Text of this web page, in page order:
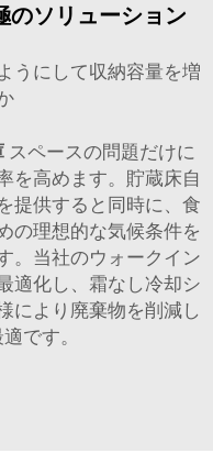
のソリューション
うにして収納容量を増
スペースの問題だけに
を高めます。貯蔵床自
提供すると同時に、食
の理想的な気候条件を
。当社のウォークイン
適化し、霜なし冷却シ
により廃棄物を削減し
です。